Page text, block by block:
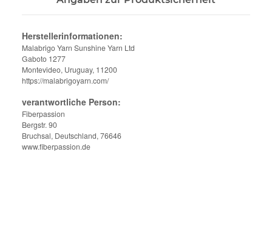
Herstellerinformationen:
Malabrigo Yarn Sunshine Yarn Ltd
Gaboto 1277
Montevideo, Uruguay, 11200
https://malabrigoyarn.com/
verantwortliche Person:
Fiberpassion
Bergstr. 90
Bruchsal, Deutschland, 76646
www.fiberpassion.de